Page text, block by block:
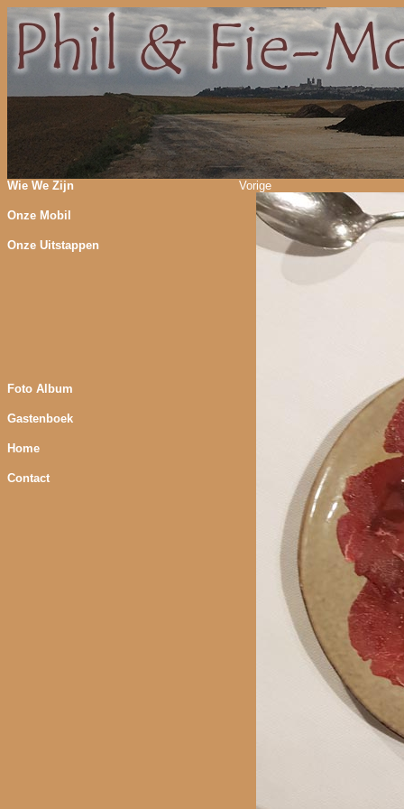
Wie We Zijn
Onze Mobil
Onze Uitstappen
Foto Album
Gastenboek
Home
Contact
Vorige